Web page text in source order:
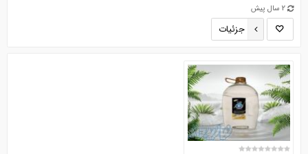
2 سال پیش
جزئیات